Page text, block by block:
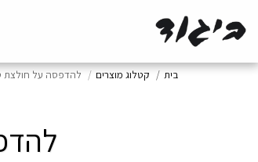
בית קטלוג מוצרים להדפסה על חולצת